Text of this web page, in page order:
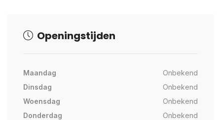
Openingstijden
Maandag
Onbekend
Dinsdag
Onbekend
Woensdag
Onbekend
Donderdag
Onbekend